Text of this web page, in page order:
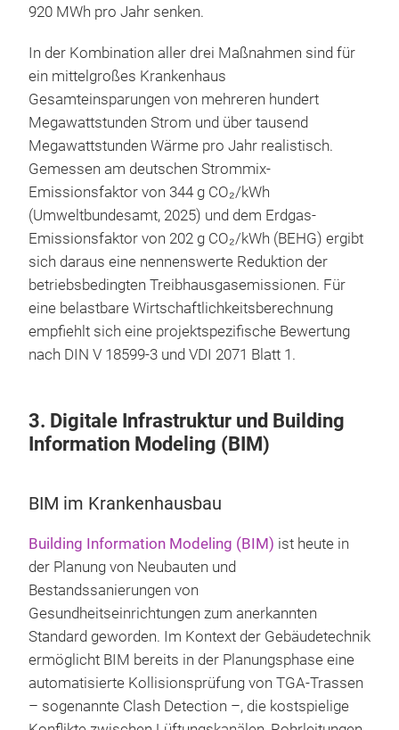
920 MWh pro Jahr senken.
In der Kombination aller drei Maßnahmen sind für
ein mittelgroßes Krankenhaus
Gesamteinsparungen von mehreren hundert
Megawattstunden Strom und über tausend
Megawattstunden Wärme pro Jahr realistisch.
Gemessen am deutschen Strommix-
Emissionsfaktor von 344 g CO₂/kWh
(Umweltbundesamt, 2025) und dem Erdgas-
Emissionsfaktor von 202 g CO₂/kWh (BEHG) ergibt
sich daraus eine nennenswerte Reduktion der
betriebsbedingten Treibhausgasemissionen. Für
eine belastbare Wirtschaftlichkeitsberechnung
empfiehlt sich eine projektspezifische Bewertung
nach DIN V 18599-3 und VDI 2071 Blatt 1.
3. Digitale Infrastruktur und Building
Information Modeling (BIM)
BIM im Krankenhausbau
Building Information Modeling (BIM) ist heute in
der Planung von Neubauten und
Bestandssanierungen von
Gesundheitseinrichtungen zum anerkannten
Standard geworden. Im Kontext der Gebäudetechnik
ermöglicht BIM bereits in der Planungsphase eine
automatisierte Kollisionsprüfung von TGA-Trassen
– sogenannte Clash Detection –, die kostspielige